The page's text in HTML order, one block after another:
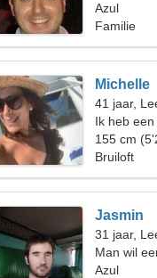
vrouw nodig
Azul
Familie
Michelle
41 jaar,
Ik heb
samen te
155 cm
Bruiloft
Jasmin
31 jaar,
Man wil
Azul